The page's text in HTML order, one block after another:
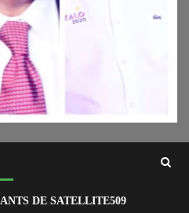
DE SATELLITE509